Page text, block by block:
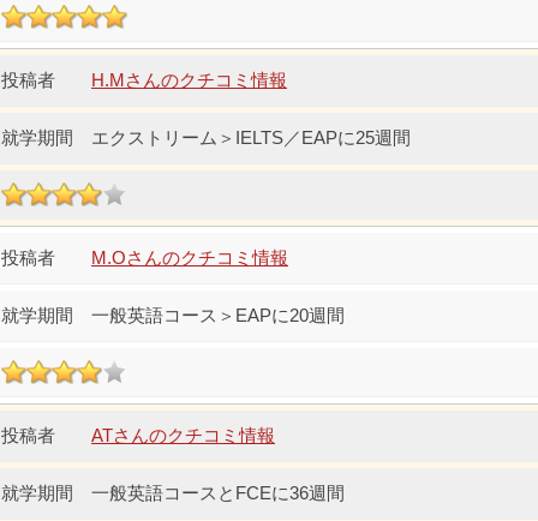
H.Mさんのクチコミ情報
エクストリーム＞IELTS／EAPに25週間
M.Oさんのクチコミ情報
一般英語コース＞EAPに20週間
ATさんのクチコミ情報
一般英語コースとFCEに36週間